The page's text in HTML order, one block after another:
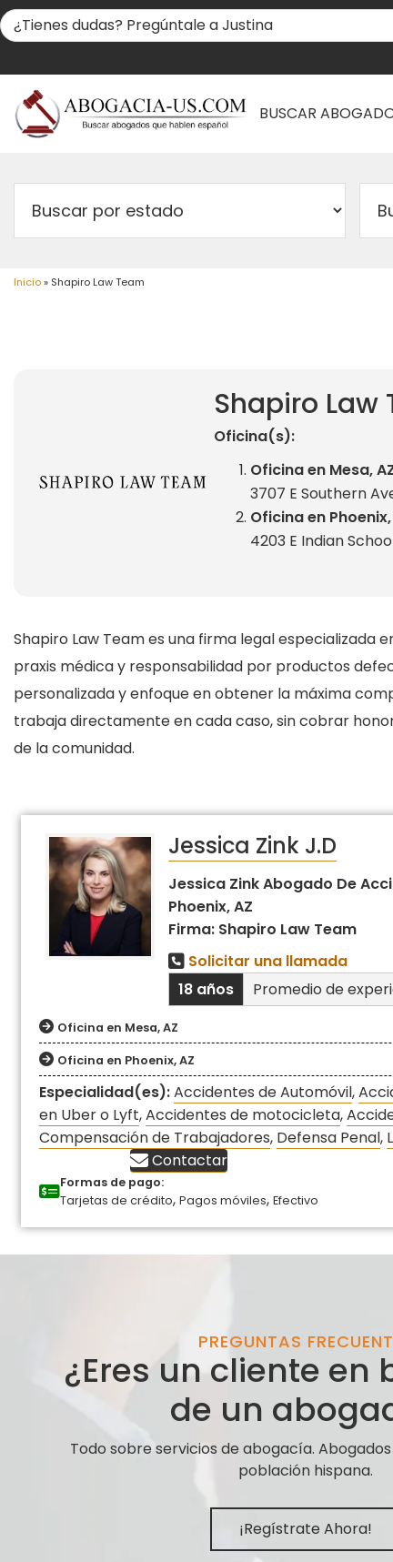
BUSCAR
Inicio» Shapiro Law Team
Shapiro Law
Oficina(s):
Oficina en Mesa,
3707 E Southern
Oficina en Phoenix,
4203 E Indian
Shapiro Law Team es una firma legal
praxis médica y responsabilidad por productos
personalizada y enfoque en obtener la máxima
trabaja directamente en cada caso, sin cobrar
de la comunidad.
Jessica Zink J.D
Jessica Zink Abogado De
Phoenix, AZ
Firma: Shapiro Law Team
Solicitar una llamada
18 años
Promedio de
Oficina en Mesa, AZ
Oficina en Phoenix, AZ
Especialidad(es):Accidentes de Automóvil,
en Uber o Lyft,Accidentes de motocicleta,
Compensación de Trabajadores, Defensa Penal,
Contactar
Formas de pago:
Tarjetas de crédito, Pagos móviles, Efectivo
PREGUNTAS
¿Eres un cliente en
de un
Todo sobre servicios de abogacía.
población hispana.
¡Regístrate Ahora!